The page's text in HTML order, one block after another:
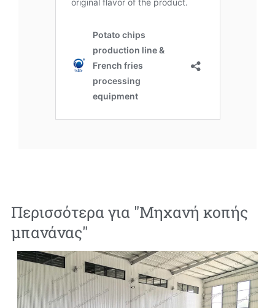
Περισσότερα για "Μηχανή κοπής
μπανάνας"